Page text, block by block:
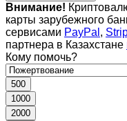
Внимание!
карты зарубежного
сервисами PayPal ,
партнера в Казахстане
Кому помочь?
500
1000
2000